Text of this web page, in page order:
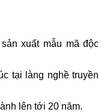
xuất mẫu mã độc
tại làng nghề truyền
lên tới 20 năm.